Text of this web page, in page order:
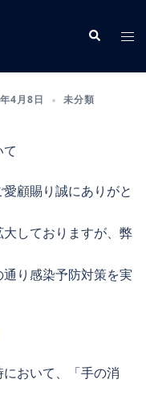
検
索
ト
ル
4月8日 未分類
顧賜り誠にありがと
大しておりますが、弊
り感染予防対策を実
おいて、「手の消